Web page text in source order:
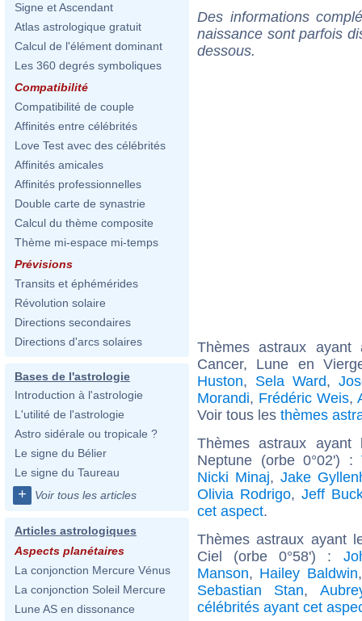
Signe et Ascendant
Atlas astrologique gratuit
Calcul de l'élément dominant
Les 360 degrés symboliques
Compatibilité
Compatibilité de couple
Affinités entre célébrités
Love Test avec des célébrités
Affinités amicales
Affinités professionnelles
Double carte de synastrie
Calcul du thème composite
Thème mi-espace mi-temps
Prévisions
Transits et éphémérides
Révolution solaire
Directions secondaires
Directions d'arcs solaires
Bases de l'astrologie
Introduction à l'astrologie
L'utilité de l'astrologie
Astro sidérale ou tropicale ?
Le signe du Bélier
Le signe du Taureau
+ Voir tous les articles
Articles astrologiques
Aspects planétaires
La conjonction Mercure Vénus
La conjonction Soleil Mercure
Lune AS en dissonance
Des informations
naissance sont parfois
dessous.
Thèmes astraux
Cancer, Lune en
Huston, Sela Ward,
Morandi, Frédéric Weis,
Voir tous les thèmes
Thèmes astraux ayant
Neptune (orbe 0°02') :
Nicki Minaj, Jake
Olivia Rodrigo, Jeff
cet aspect.
Thèmes astraux ayant
Ciel (orbe 0°58') :
Manson, Hailey Baldwin
Sebastian Stan,
célébrités ayant cet